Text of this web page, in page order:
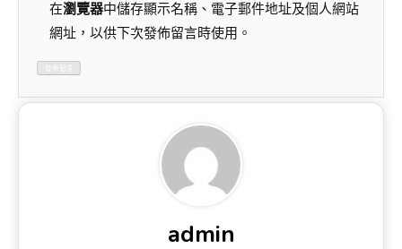
在瀏覽器中儲存顯示名稱、電子郵件地址及個人網站
網址，以供下次發佈留言時使用。
admin